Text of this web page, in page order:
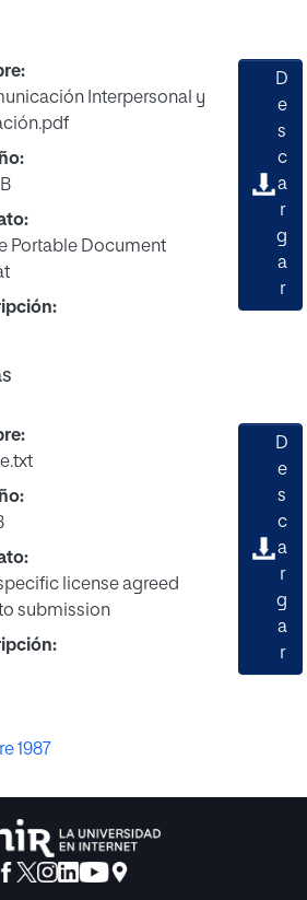
Interpersonal y
Portable Document
D
e
s
c
a
r
g
a
r
license agreed
submission
D
e
s
c
a
r
g
a
r
1987